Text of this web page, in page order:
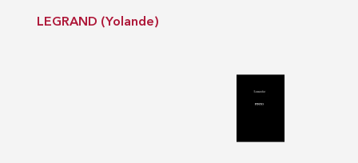
LEGRAND (Yolande)